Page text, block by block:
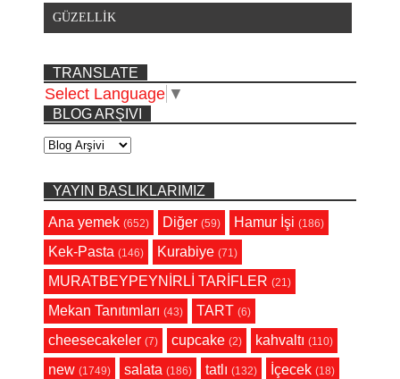
GÜZELLİK
TRANSLATE
Select Language ▼
BLOG ARŞIVI
YAYIN BASLIKLARIMIZ
Ana yemek (652) Diğer (59) Hamur İşi (186)
Kek-Pasta (146) Kurabiye (71)
MURATBEYPEYNİRLİ TARİFLER (21)
Mekan Tanıtımları (43) TART (6)
cheesecakeler (7) cupcake (2) kahvaltı (110)
new (1749) salata (186) tatlı (132) İçecek (18)